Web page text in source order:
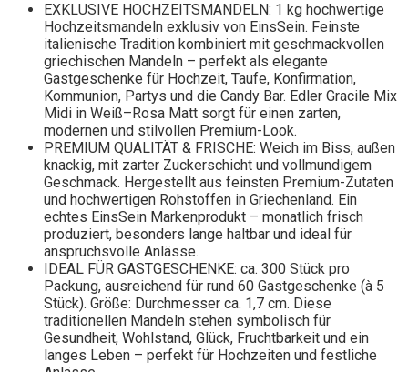
EXKLUSIVE HOCHZEITSMANDELN: 1 kg hochwertige
Hochzeitsmandeln exklusiv von EinsSein. Feinste
italienische Tradition kombiniert mit geschmackvollen
griechischen Mandeln – perfekt als elegante
Gastgeschenke für Hochzeit, Taufe, Konfirmation,
Kommunion, Partys und die Candy Bar. Edler Gracile Mix
Midi in Weiß–Rosa Matt sorgt für einen zarten,
modernen und stilvollen Premium-Look.
PREMIUM QUALITÄT & FRISCHE: Weich im Biss, außen
knackig, mit zarter Zuckerschicht und vollmundigem
Geschmack. Hergestellt aus feinsten Premium-Zutaten
und hochwertigen Rohstoffen in Griechenland. Ein
echtes EinsSein Markenprodukt – monatlich frisch
produziert, besonders lange haltbar und ideal für
anspruchsvolle Anlässe.
IDEAL FÜR GASTGESCHENKE: ca. 300 Stück pro
Packung, ausreichend für rund 60 Gastgeschenke (à 5
Stück). Größe: Durchmesser ca. 1,7 cm. Diese
traditionellen Mandeln stehen symbolisch für
Gesundheit, Wohlstand, Glück, Fruchtbarkeit und ein
langes Leben – perfekt für Hochzeiten und festliche